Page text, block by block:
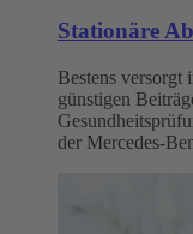
Stationäre
Bestens versorgt
günstigen
der Mercedes-